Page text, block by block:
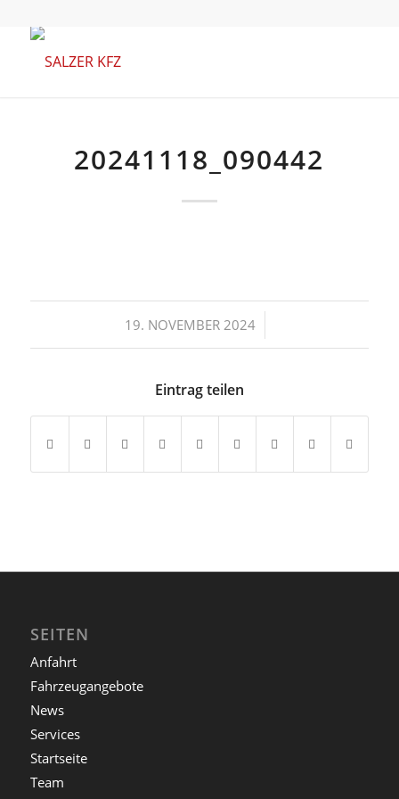
20241118_090442
19. NOVEMBER 2024
/
Eintrag teilen
SEITEN
Anfahrt
Fahrzeugangebote
News
Services
Startseite
Team